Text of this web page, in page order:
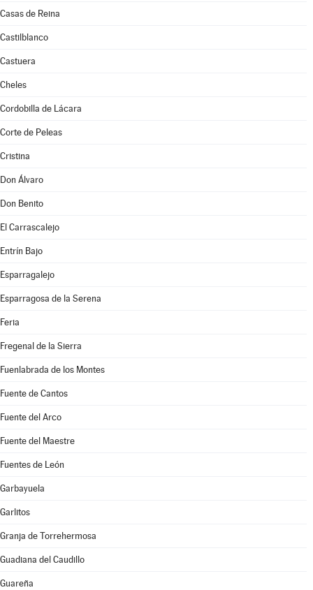
Casas de Reina
Castilblanco
Castuera
Cheles
Cordobilla de Lácara
Corte de Peleas
Cristina
Don Álvaro
Don Benito
El Carrascalejo
Entrín Bajo
Esparragalejo
Esparragosa de la Serena
Feria
Fregenal de la Sierra
Fuenlabrada de los Montes
Fuente de Cantos
Fuente del Arco
Fuente del Maestre
Fuentes de León
Garbayuela
Garlitos
Granja de Torrehermosa
Guadiana del Caudillo
Guareña